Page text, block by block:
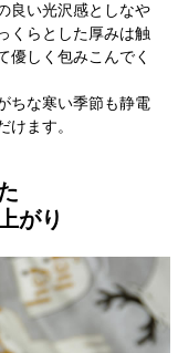
良い光沢感としなや
くらとした厚みは触
優しく包みこんでく
ちな寒い季節も静電
ます。
がり